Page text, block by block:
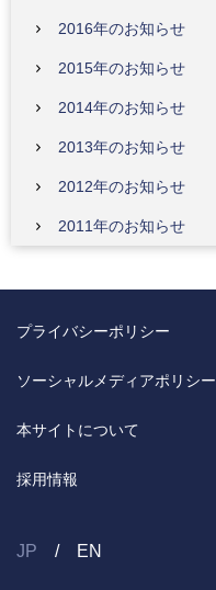
2016年のお知らせ
2015年のお知らせ
2014年のお知らせ
2013年のお知らせ
2012年のお知らせ
2011年のお知らせ
プライバシーポリシー
ソーシャルメディアポリシー
本サイトについて
採用情報
JP EN